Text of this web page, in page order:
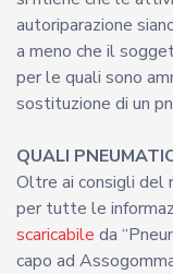
autoriparazione
a meno che il
per le quali sono
sostituzione di un
QUALI
Oltre ai consigli del
per tutte le
scaricabile da
capo ad